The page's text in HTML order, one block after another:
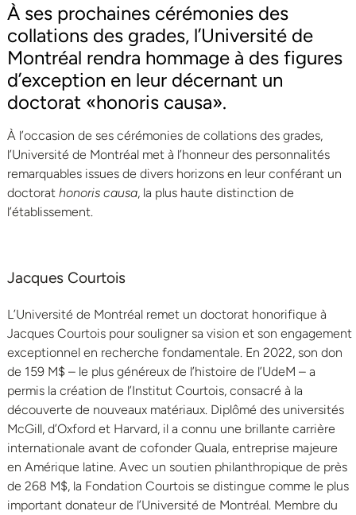
À ses prochaines cérémonies des
collations des grades, l’Université de
Montréal rendra hommage à des figures
d’exception en leur décernant un
doctorat «honoris causa».
À l’occasion de ses cérémonies de collations des grades,
l’Université de Montréal met à l’honneur des personnalités
remarquables issues de divers horizons en leur conférant un
doctorat honoris causa, la plus haute distinction de
l’établissement.
Jacques Courtois
L’Université de Montréal remet un doctorat honorifique à
Jacques Courtois pour souligner sa vision et son engagement
exceptionnel en recherche fondamentale. En 2022, son don
de 159 M$ – le plus généreux de l’histoire de l’UdeM – a
permis la création de l’Institut Courtois, consacré à la
découverte de nouveaux matériaux. Diplômé des universités
McGill, d’Oxford et Harvard, il a connu une brillante carrière
internationale avant de cofonder Quala, entreprise majeure
en Amérique latine. Avec un soutien philanthropique de près
de 268 M$, la Fondation Courtois se distingue comme le plus
important donateur de l’Université de Montréal. Membre du